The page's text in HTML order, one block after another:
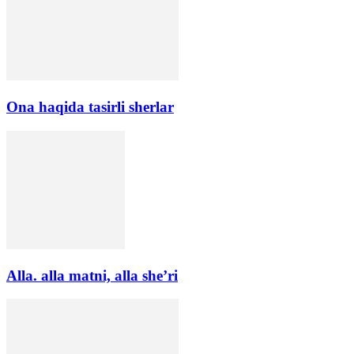
Ona haqida tasirli sherlar
Alla. alla matni, alla she’ri